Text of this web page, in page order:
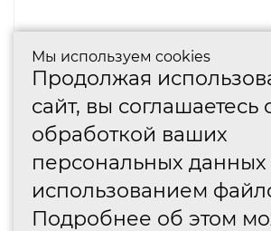
Мы используем cookies
Продолжая
сайт, вы соглашаетесь
обработкой ваших
персональных данных
использованием
Подробнее об этом